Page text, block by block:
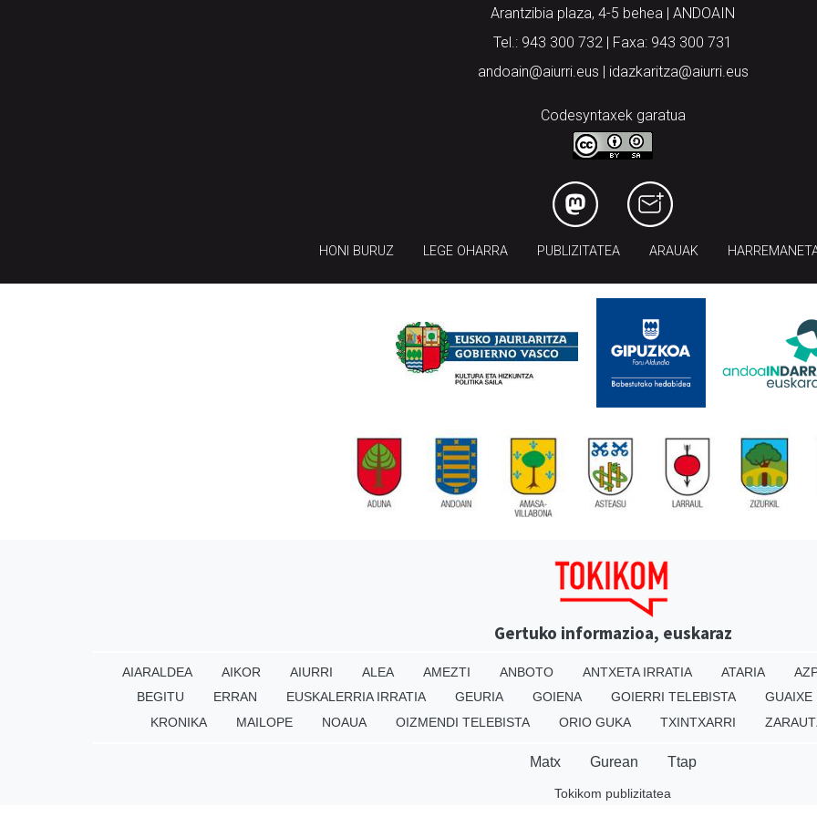
Arantzibia plaza, 4-5 behea | ANDOAIN
Tel.: 943 300 732 | Faxa: 943 300 731
andoain@aiurri.eus | idazkaritza@aiurri.eus
Codesyntaxek garatua
HONI BURUZ LEGE OHARRA PUBLIZITATEA ARAUAK
Gertuko informazioa, euskaraz
AIARALDEA AIKOR AIURRI ALEA AMEZTI ANBOTO ANTXETA IRRATIA ATARIA
BEGITU
ERRAN EUSKALERRIA IRRATIA GEURIA GOIENA GOIERRI TELEBISTA GUAIXE
KRONIKA
MAILOPE NOAUA OIZMENDI TELEBISTA ORIO GUKA TXINTXARRI
Matx Gurean Ttap
Tokikom publizitatea